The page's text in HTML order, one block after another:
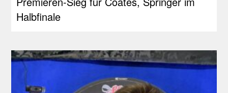
Halbfinale